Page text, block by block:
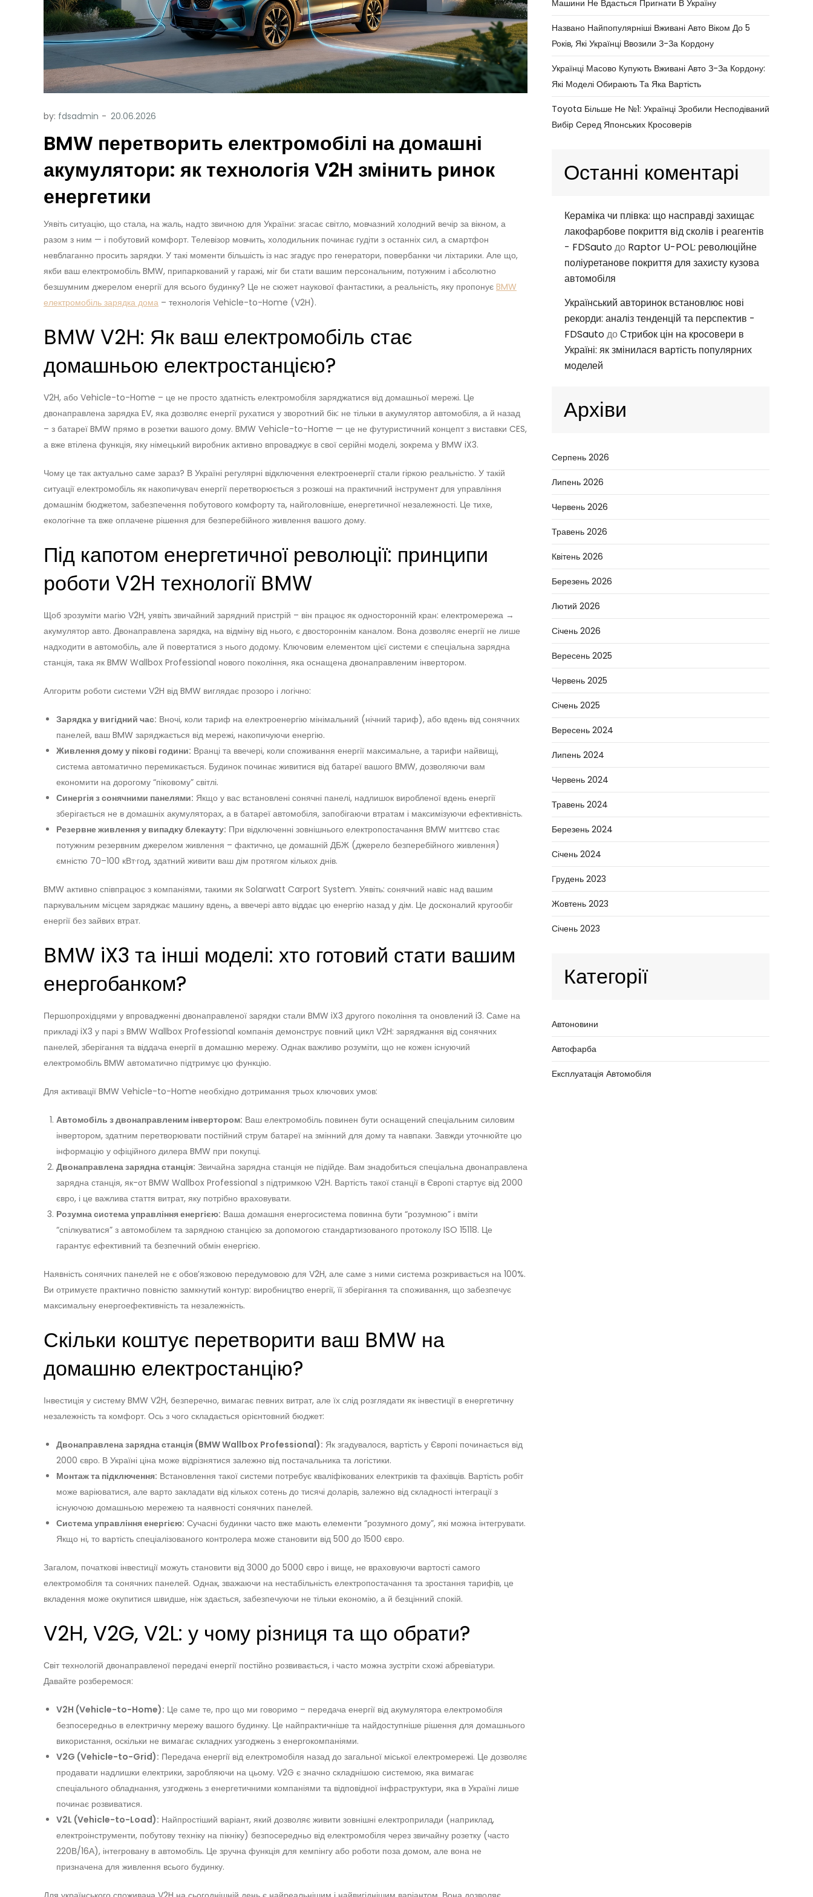
by: fdsadmin
BMW перетворить електромобілі на домашні
акумулятори: як технологія V2H змінить ринок
енергетики
Уявіть ситуацію, що стала, на жаль, надто звичною для України: згасає світло, мовчазний холодний вечір за вікном, а
разом з ним — і побутовий комфорт. Телевізор мовчить, холодильник починає гудіти з останніх сил, а смартфон
невблаганно просить зарядки. У такі моменти більшість із нас згадує про генератори, повербанки чи ліхтарики. Але що,
якби ваш електромобіль BMW, припаркований у гаражі, міг би стати вашим персональним, потужним і абсолютно
безшумним джерелом енергії для всього будинку? Це не сюжет наукової фантастики, а реальність, яку пропонує BMW
електромобіль зарядка дома – технологія Vehicle-to-Home (V2H).
BMW V2H: Як ваш електромобіль стає
домашньою електростанцією?
V2H, або Vehicle-to-Home – це не просто здатність електромобіля заряджатися від домашньої мережі. Це
двонаправлена зарядка EV, яка дозволяє енергії рухатися у зворотний бік: не тільки в акумулятор автомобіля, а й назад
– з батареї BMW прямо в розетки вашого дому. BMW Vehicle-to-Home — це не футуристичний концепт з виставки CES,
а вже втілена функція, яку німецький виробник активно впроваджує в свої серійні моделі, зокрема у BMW iX3.
Чому це так актуально саме зараз? В Україні регулярні відключення електроенергії стали гіркою реальністю. У такій
ситуації електромобіль як накопичувач енергії перетворюється з розкоші на практичний інструмент для управління
домашнім бюджетом, забезпечення побутового комфорту та, найголовніше, енергетичної незалежності. Це тихе,
екологічне та вже оплачене рішення для безперебійного живлення вашого дому.
Під капотом енергетичної революції: принципи
роботи V2H технології BMW
Щоб зрозуміти магію V2H, уявіть звичайний зарядний пристрій – він працює як односторонній кран: електромережа →
акумулятор авто. Двонаправлена зарядка, на відміну від нього, є двостороннім каналом. Вона дозволяє енергії не лише
надходити в автомобіль, але й повертатися з нього додому. Ключовим елементом цієї системи є спеціальна зарядна
станція, така як BMW Wallbox Professional нового покоління, яка оснащена двонаправленим інвертором.
Алгоритм роботи системи V2H від BMW виглядає прозоро і логічно:
Зарядка у вигідний час: Вночі, коли тариф на електроенергію мінімальний (нічний тариф), або вдень від сонячних
панелей, ваш BMW заряджається від мережі, накопичуючи енергію.
Живлення дому у пікові години: Вранці та ввечері, коли споживання енергії максимальне, а тарифи найвищі,
система автоматично перемикається. Будинок починає живитися від батареї вашого BMW, дозволяючи вам
економити на дорогому “піковому” світлі.
Синергія з сонячними панелями: Якщо у вас встановлені сонячні панелі, надлишок виробленої вдень енергії
зберігається не в домашніх акумуляторах, а в батареї автомобіля, запобігаючи втратам і максимізуючи ефективність.
Резервне живлення у випадку блекауту: При відключенні зовнішнього електропостачання BMW миттєво стає
потужним резервним джерелом живлення – фактично, це домашній ДБЖ (джерело безперебійного живлення)
ємністю 70–100 кВт·год, здатний живити ваш дім протягом кількох днів.
BMW активно співпрацює з компаніями, такими як Solarwatt Carport System. Уявіть: сонячний навіс над вашим
паркувальним місцем заряджає машину вдень, а ввечері авто віддає цю енергію назад у дім. Це досконалий кругообіг
енергії без зайвих втрат.
BMW iX3 та інші моделі: хто готовий стати вашим
енергобанком?
Першопрохідцями у впровадженні двонаправленої зарядки стали BMW iX3 другого покоління та оновлений i3. Саме на
прикладі iX3 у парі з BMW Wallbox Professional компанія демонструє повний цикл V2H: заряджання від сонячних
панелей, зберігання та віддача енергії в домашню мережу. Однак важливо розуміти, що не кожен існуючий
електромобіль BMW автоматично підтримує цю функцію.
Для активації BMW Vehicle-to-Home необхідно дотримання трьох ключових умов:
Автомобіль з двонаправленим інвертором: Ваш електромобіль повинен бути оснащений спеціальним силовим
інвертором, здатним перетворювати постійний струм батареї на змінний для дому та навпаки. Завжди уточнюйте цю
інформацію у офіційного дилера BMW при покупці.
Двонаправлена зарядна станція: Звичайна зарядна станція не підійде. Вам знадобиться спеціальна двонаправлена
зарядна станція, як-от BMW Wallbox Professional з підтримкою V2H. Вартість такої станції в Європі стартує від 2000
євро, і це важлива стаття витрат, яку потрібно враховувати.
Розумна система управління енергією: Ваша домашня енергосистема повинна бути “розумною” і вміти
“спілкуватися” з автомобілем та зарядною станцією за допомогою стандартизованого протоколу ISO 15118. Це
гарантує ефективний та безпечний обмін енергією.
Наявність сонячних панелей не є обов’язковою передумовою для V2H, але саме з ними система розкривається на 100%.
Ви отримуєте практично повністю замкнутий контур: виробництво енергії, її зберігання та споживання, що забезпечує
максимальну енергоефективність та незалежність.
Скільки коштує перетворити ваш BMW на
домашню електростанцію?
Інвестиція у систему BMW V2H, безперечно, вимагає певних витрат, але їх слід розглядати як інвестиції в енергетичну
незалежність та комфорт. Ось з чого складається орієнтовний бюджет:
Двонаправлена зарядна станція (BMW Wallbox Professional): Як згадувалося, вартість у Європі починається від
2000 євро. В Україні ціна може відрізнятися залежно від постачальника та логістики.
Монтаж та підключення: Встановлення такої системи потребує кваліфікованих електриків та фахівців. Вартість робіт
може варіюватися, але варто закладати від кількох сотень до тисячі доларів, залежно від складності інтеграції з
існуючою домашньою мережею та наявності сонячних панелей.
Система управління енергією: Сучасні будинки часто вже мають елементи “розумного дому”, які можна інтегрувати.
Якщо ні, то вартість спеціалізованого контролера може становити від 500 до 1500 євро.
Загалом, початкові інвестиції можуть становити від 3000 до 5000 євро і вище, не враховуючи вартості самого
електромобіля та сонячних панелей. Однак, зважаючи на нестабільність електропостачання та зростання тарифів, це
вкладення може окупитися швидше, ніж здається, забезпечуючи не тільки економію, а й безцінний спокій.
V2H, V2G, V2L: у чому різниця та що обрати?
Світ технологій двонаправленої передачі енергії постійно розвивається, і часто можна зустріти схожі абревіатури.
Давайте розберемося:
V2H (Vehicle-to-Home): Це саме те, про що ми говоримо – передача енергії від акумулятора електромобіля
безпосередньо в електричну мережу вашого будинку. Це найпрактичніше та найдоступніше рішення для домашнього
використання, оскільки не вимагає складних узгоджень з енергокомпаніями.
V2G (Vehicle-to-Grid): Передача енергії від електромобіля назад до загальної міської електромережі. Це дозволяє
продавати надлишки електрики, заробляючи на цьому. V2G є значно складнішою системою, яка вимагає
спеціального обладнання, узгоджень з енергетичними компаніями та відповідної інфраструктури, яка в Україні лише
починає розвиватися.
V2L (Vehicle-to-Load): Найпростіший варіант, який дозволяє живити зовнішні електроприлади (наприклад,
електроінструменти, побутову техніку на пікніку) безпосередньо від електромобіля через звичайну розетку (часто
220В/16А), інтегровану в автомобіль. Це зручна функція для кемпінгу або роботи поза домом, але вона не
призначена для живлення всього будинку.
Машини Не Вдасться Пригнати В Україну
Названо Найпопулярніші Вживані Авто Віком До 5
Років, Які Українці Ввозили З-За Кордону
Українці Масово Купують Вживані Авто З-За Кордону:
Які Моделі Обирають Та Яка Вартість
Toyota Більше Не №1: Українці Зробили Несподіваний
Вибір Серед Японських Кросоверів
Останні коментарі
Кераміка чи плівка: що насправді захищає
лакофарбове покриття від сколів і реагентів
- FDSautoдо Raptor U-POL: революційне
поліуретанове покриття для захисту кузова
автомобіля
Український авторинок встановлює нові
рекорди: аналіз тенденцій та перспектив -
FDSautoдоСтрибок цін на кросовери в
Україні: як змінилася вартість популярних
моделей
Архіви
Серпень 2026
Липень 2026
Червень 2026
Травень 2026
Квітень 2026
Березень 2026
Лютий 2026
Січень 2026
Вересень 2025
Червень 2025
Січень 2025
Вересень 2024
Липень 2024
Червень 2024
Травень 2024
Березень 2024
Січень 2024
Грудень 2023
Жовтень 2023
Січень 2023
Категорії
Автоновини
Автофарба
Експлуатація Автомобіля